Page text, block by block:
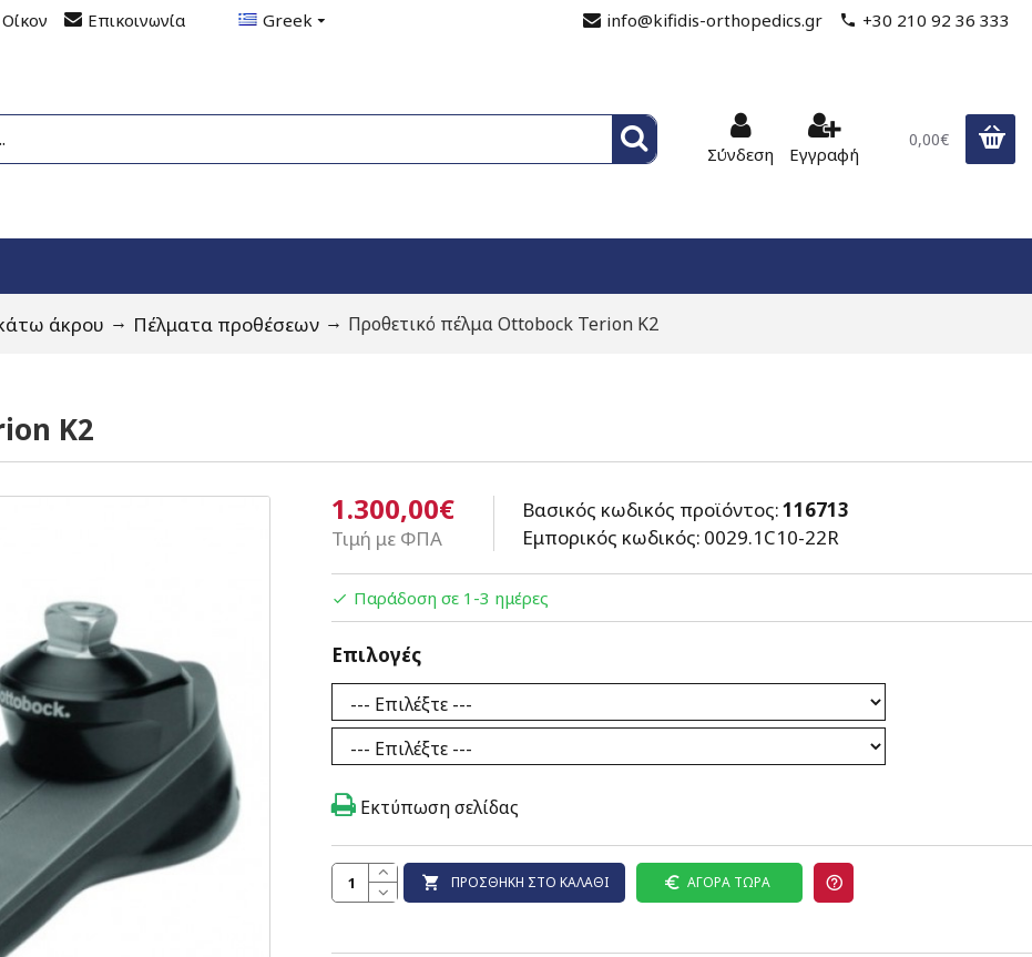
Επικοινωνία Greek info@kifidis-orthopedics.gr +30 210 92 36 333
Σύνδεση Εγγραφή
0,00€
άκρου Πέλματα προθέσεων Προθετικό πέλμα Ottobock Terion K2
K2
1.300,00€
Τιμή με ΦΠΑ
Βασικός κωδικός προϊόντος:116713
Εμπορικός κωδικός: 0029.1C10-22R
Παράδοση σε 1-3 ημέρες
Επιλογές
ΠΡΟΣΘΉΚΗ ΣΤΟ ΚΑΛΆΘΙ ΑΓΟΡΆ ΤΏΡΑ
Εκτύπωση σελίδας